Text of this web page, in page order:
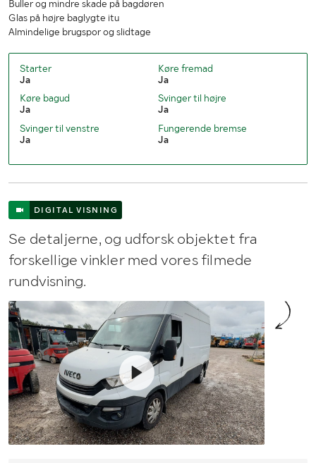
Bredde (mm)
Højde (mm)
Lastrummets længde (mm)
Lastrummets bredde (mm)
Lastrummets højde (mm)
Buller og mindre skade på bagdøren
Glas på højre baglygte itu
Almindelige brugspor og slidtage
Starter
Ja
Køre fremad
Ja
Køre bagud
Ja
Svinger til højre
Ja
Svinger til venstre
Ja
Fungerende bremse
Ja
DIGITAL VISNING
Se detaljerne, og udforsk objektet fra
forskellige vinkler med vores filmede
rundvisning.